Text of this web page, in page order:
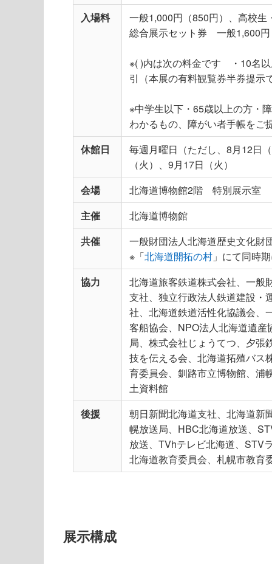
入場料
一般1,000円（850円）、高校
総合展示セット券 一般1,600円
※( )内は次の料金です ・10名
引（本展の有料観覧券半券提示
※中学生以下・65歳以上の方・
わかるもの、障がい者手帳をご
休館日
毎週月曜日（ただし、8月12日
（火）、9月17日（火）
会場
北海道博物館2階 特別展示室
主催
北海道博物館
共催
一般財団法人北海道歴史文化財
※「北海道開拓の村 」にて同時
協力
北海道旅客鉄道株式会社、一般
支社、独立行政法人鉄道建設・
社、北海道鉄道活性化協議会、
客船協会、NPO法人北海道遺
局、株式会社じょうてつ、夕張
技を伝える会、北海道拓殖バス
育委員会、釧路市立博物館、浦
土資料館
後援
朝日新聞北海道支社、北海道新
幌放送局、HBC北海道放送、
放送、TVhテレビ北海道、
北海道教育委員会、札幌市教育
展示構成